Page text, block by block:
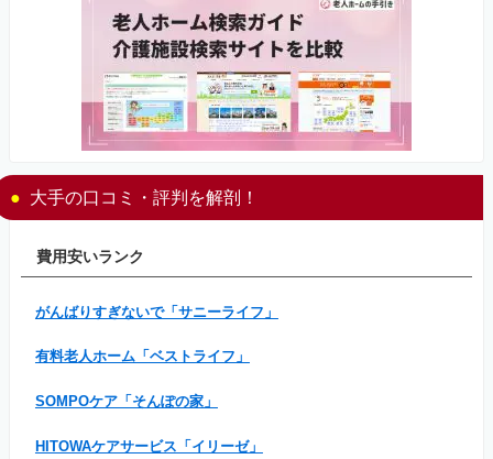
大手の口コミ・評判を解剖！
費用安いランク
がんばりすぎないで「サニーライフ」
有料老人ホーム「ベストライフ」
SOMPOケア「そんぽの家」
HITOWAケアサービス「イリーゼ」